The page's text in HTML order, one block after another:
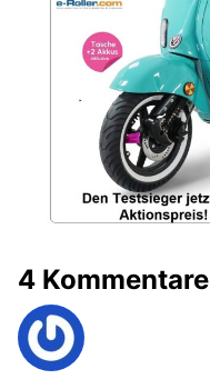
4 Kommentare